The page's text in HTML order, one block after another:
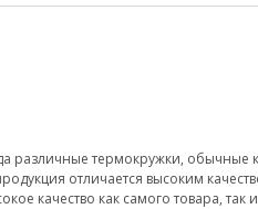
различные термокружки, обычные
продукция отличается высоким
качество как самого товара,